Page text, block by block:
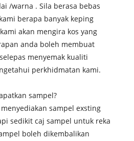
/warna . Sila berasa bebas
berapa banyak keping
akan mengira kos yang
anda boleh membuat
menyemak kualiti
perkhidmatan kami.
sampel?
sampel exsting
sedikit caj sampel untuk reka
boleh dikembalikan